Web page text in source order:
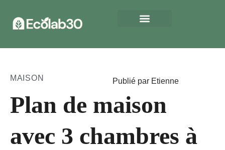
MAISON Publié par Etienne
Plan de maison
avec 3 chambres à